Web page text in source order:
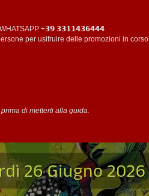
WHATSAPP +𝟯𝟵 𝟯𝟯𝟭𝟭𝟰𝟯𝟲𝟰𝟰𝟰
per usifruire delle promozioni in corso
di metterti alla guida.